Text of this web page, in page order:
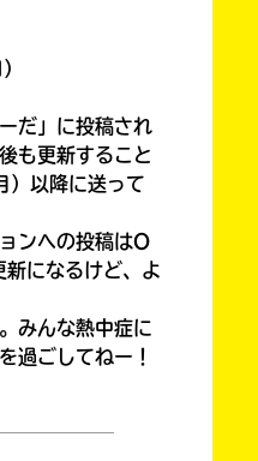
だ」に投稿され
も更新すること
以降に送って
ンへの投稿はO
になるけど、よ
みんな熱中症に
過ごしてねー！